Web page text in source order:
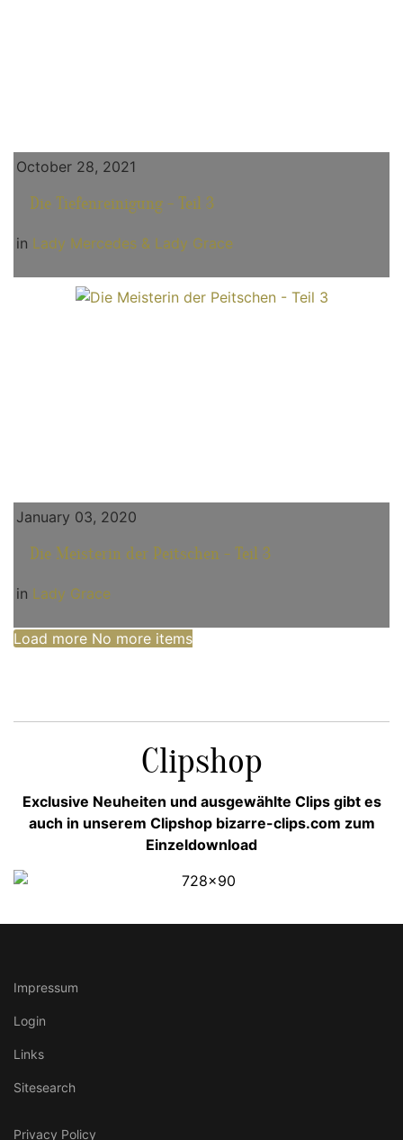
October 28, 2021
Die Tiefenreinigung - Teil 3
in Lady Mercedes & Lady Grace
January 03, 2020
Die Meisterin der Peitschen - Teil 3
in Lady Grace
Load more No more items
Clipshop
Exclusive Neuheiten und ausgewählte Clips gibt es
auch in unserem Clipshop bizarre-clips.com zum
Einzeldownload
Impressum
Login
Links
Sitesearch
Privacy Policy